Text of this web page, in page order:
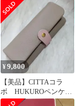
¥9,800
【美品】CITTAコラ
ボ HUKUROペンケー
ス 日本製 限定品